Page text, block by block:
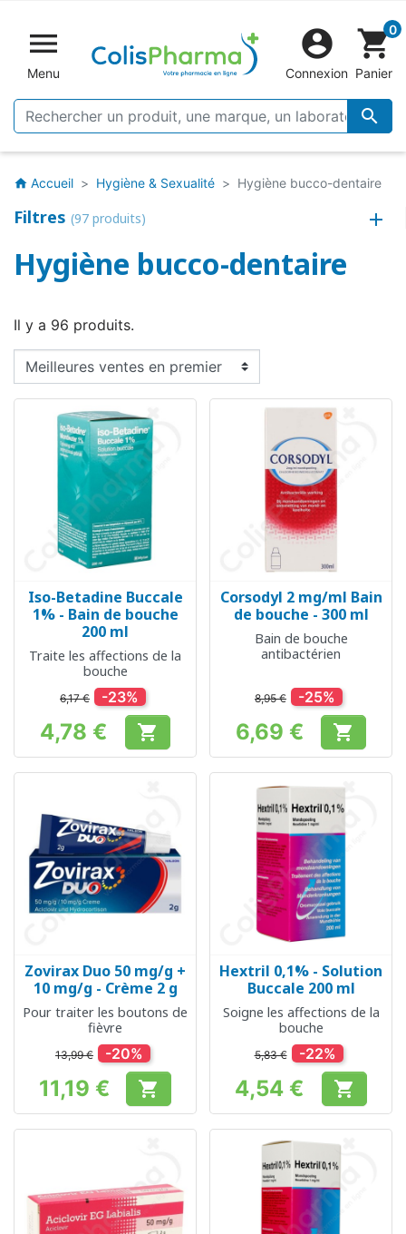

Menu


Connexion
shopping_cart0
Panier
home Accueil Hygiène & Sexualité Hygiène bucco-dentaire
Filtres (97 produits)
Hygiène bucco-dentaire
Il y a 96 produits.
Iso-Betadine Buccale
1% - Bain de bouche
200 ml
Traite les affections de la
bouche
6,17 € -23%
Prix
4,78 € 
Corsodyl 2 mg/ml Bain
de bouche - 300 ml
Bain de bouche
antibactérien
8,95 € -25%
Prix
6,69 € 
Zovirax Duo 50 mg/g +
10 mg/g - Crème 2 g
Pour traiter les boutons de
fièvre
13,99 € -20%
Prix
11,19 € 
Hextril 0,1% - Solution
Buccale 200 ml
Soigne les affections de la
bouche
5,83 € -22%
Prix
4,54 € 